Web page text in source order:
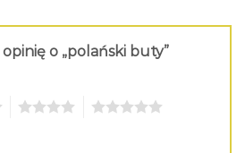
o „polański buty”